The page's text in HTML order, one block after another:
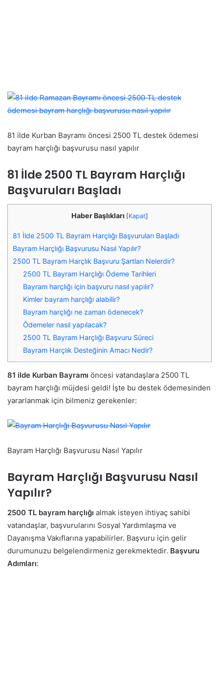
81 ilde Kurban Bayramı öncesi 2500 TL destek ödemesi
bayram harçlığı başvurusu nasıl yapılır
81 İlde 2500 TL Bayram Harçlığı
Başvuruları Başladı
Haber Başlıkları [Kapat]
81 İlde 2500 TL Bayram Harçlığı Başvuruları Başladı
Bayram Harçlığı Başvurusu Nasıl Yapılır?
2500 TL Bayram Harçlık Başvuru Şartları Nelerdir?
2500 TL Bayram Harçlığı Ödeme Tarihleri
Bayram harçlığı için başvuru nasıl yapılır?
Kimler bayram harçlığı alabilir?
Bayram harçlığı ne zaman ödenecek?
Ödemeler nasıl yapılacak?
2500 TL Bayram Harçlığı Başvuru Süreci
Bayram Harçlık Desteğinin Amacı Nedir?
81 ilde Kurban Bayramı öncesi vatandaşlara 2500 TL
bayram harçlığı müjdesi geldi! İşte bu destek ödemesinden
yararlanmak için bilmeniz gerekenler:
Bayram Harçlığı Başvurusu Nasıl Yapılır
Bayram Harçlığı Başvurusu Nasıl
Yapılır?
2500 TL bayram harçlığı almak isteyen ihtiyaç sahibi
vatandaşlar, başvurularını Sosyal Yardımlaşma ve
Dayanışma Vakıflarına yapabilirler. Başvuru için gelir
durumunuzu belgelendirmeniz gerekmektedir. Başvuru
Adımları: